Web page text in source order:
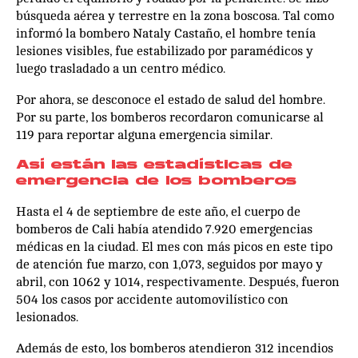
búsqueda aérea y terrestre en la zona boscosa. Tal como
informó la bombero Nataly Castaño, el hombre tenía
lesiones visibles, fue estabilizado por paramédicos y
luego trasladado a un centro médico.
Por ahora, se desconoce el estado de salud del hombre.
Por su parte, los bomberos recordaron comunicarse al
119 para reportar alguna emergencia similar.
Así están las estadísticas de
emergencia de los bomberos
Hasta el 4 de septiembre de este año, el cuerpo de
bomberos de Cali había atendido 7.920 emergencias
médicas en la ciudad. El mes con más picos en este tipo
de atención fue marzo, con 1,073, seguidos por mayo y
abril, con 1062 y 1014, respectivamente. Después, fueron
504 los casos por accidente automovilístico con
lesionados.
Además de esto, los bomberos atendieron 312 incendios